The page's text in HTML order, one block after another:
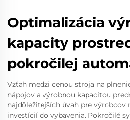
Optimalizácia
kapacity
pokročilej
Vzťah medzi cenou stroja na
nápojov a výrobnou kapacitou
najdôležitejších úvah pre výrobcov
investícií do vybavenia. Pokročilé